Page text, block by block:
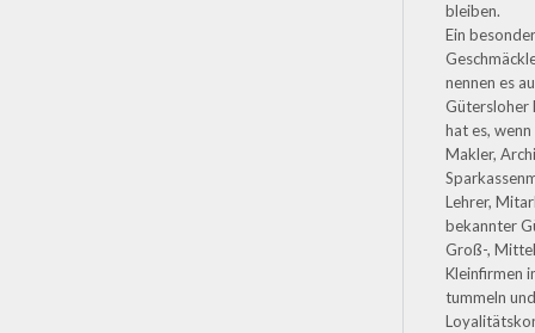
bleiben.
Ein
nennen es
Gütersloher
hat es, wenn
Makler,
Lehrer,
bekannter
Groß-,
Kleinfirmen
tummeln